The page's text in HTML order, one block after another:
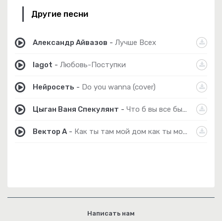
Другие песни
Александр Айвазов - Лучше Всех
lagot - Любовь-Поступки
Нейросеть - Do you wanna (cover)
Цыган Ваня Спекулянт - Что б вы все были здоровы
Вектор А - Как ты там мой дом как ты мой район
Написать нам